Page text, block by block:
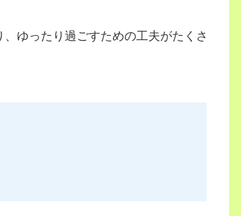
ゆったり過ごすための工夫がたくさ